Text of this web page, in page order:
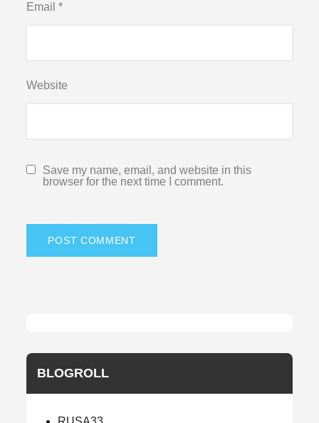
Email*
Website
Save my name, email, and website in this
browser for the next time I comment.
BLOGROLL